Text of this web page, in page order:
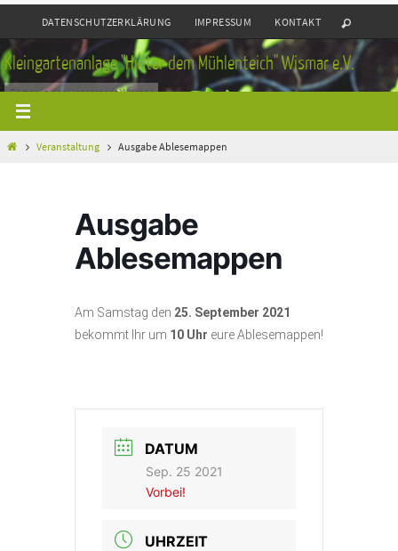
Inhalt
springen
DATENSCHUTZERKLÄRUNG IMPRESSUM KONTAKT
Kleingartenanlage "Hinter dem Mühlenteich" Wismar e.V.
Gärten in der Hansestadt Wismar
HomeVeranstaltung Ausgabe Ablesemappen
Ausgabe
Ablesemappen
Am Samstag den 25. September 2021
bekommt Ihr um 10 Uhr eure Ablesemappen!
DATUM
Sep. 25 2021
Vorbei!
UHRZEIT